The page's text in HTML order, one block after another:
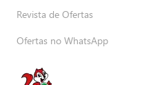
Revista de Ofertas
Ofertas no WhatsApp